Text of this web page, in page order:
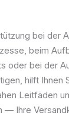
bei der
beim
oder bei der
hilft Ihnen
Leitfäden
— Ihre